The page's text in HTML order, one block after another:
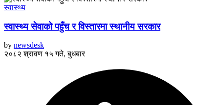
स्वास्थ्य
स्वास्थ्य सेवाको पहुँच र विस्तारमा स्थानीय सरकार
by newsdesk
२०८२ श्रावण १५ गते, बुधबार